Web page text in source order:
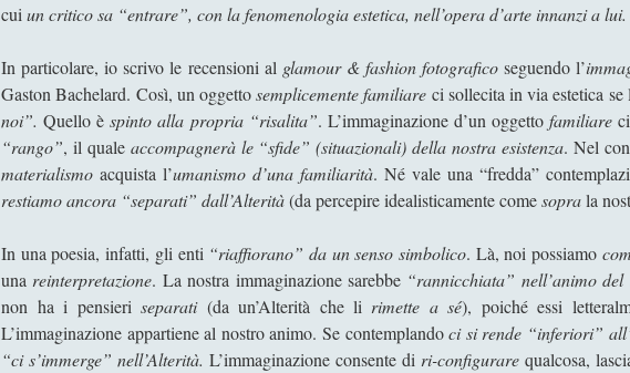
cuiun critico sa “entrare”, con la fenomenologia estetica, nell’opera d’arte innanzi a lui.
In particolare, io scrivo le recensioni al glamour & fashion fotograficoseguendo l’
Gaston Bachelard. Così, un oggettosemplicemente familiare ci sollecita in via estetica se
noi”. Quello èspinto alla propria “risalita”. L’immaginazione d’un oggetto familiareci
“rango”, il quale accompagnerà le “sfide” (situazionali) della nostra esistenza. Nel
materialismo acquista l’umanismo d’una familiarità. Né vale una “fredda”
restiamo ancora “separati” dall’Alterità(da percepire idealisticamente comesoprala
In una poesia, infatti, gli enti “riaffiorano” da un senso simbolico. Là, noi possiamo
una reinterpretazione. La nostra immaginazione sarebbe “rannicchiata” nell’animo
non ha i pensieriseparati(da un’Alterità che li rimette a sé), poiché essi
L’immaginazione appartiene al nostro animo. Se contemplandoci si rende “inferiori”
“ci s’immerge” nell’Alterità. L’immaginazione consente di ri-configurare qualcosa,